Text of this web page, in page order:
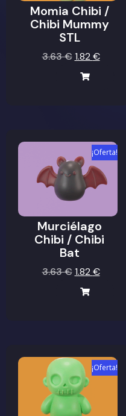
Momia Chibi /
Chibi Mummy
STL
3.63€ 1.82 €
¡Oferta!
Murciélago
Chibi / Chibi
Bat
3.63€ 1.82 €
¡Oferta!